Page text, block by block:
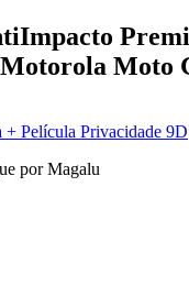
Moto
+ Película Privacidade 9D
por Magalu